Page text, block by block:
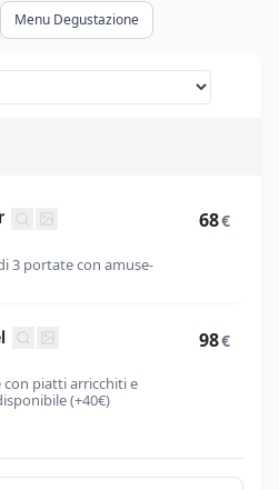
Menu Degustazione
3 portate con amuse-
68€
piatti arricchiti e
(+40€)
98€